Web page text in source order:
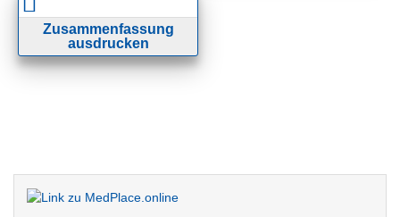
Zusammenfassung
ausdrucken